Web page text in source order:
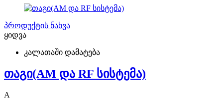
პროდუქტის ნახვა
ყიდვა
კალათაში დამატება
თაგი(AM და RF სისტემა)
A